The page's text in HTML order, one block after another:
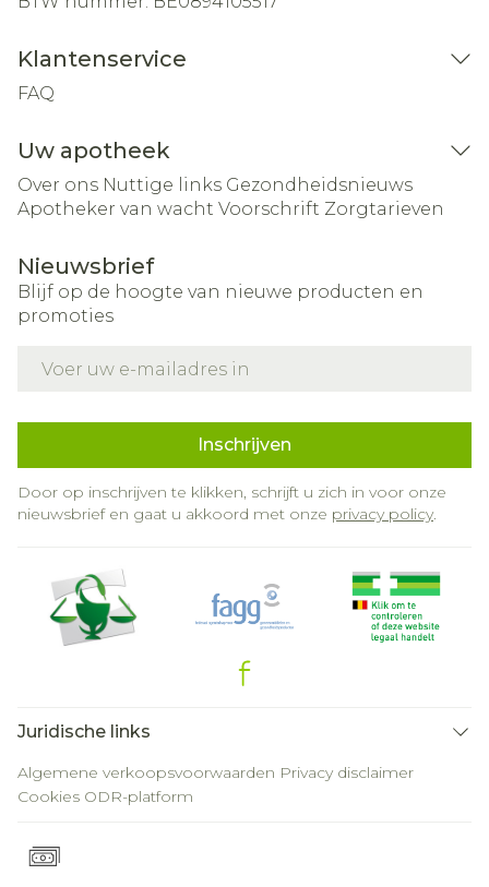
Klantenservice
FAQ
Uw apotheek
Over ons Nuttige links Gezondheidsnieuws
Apotheker van wacht Voorschrift Zorgtarieven
Nieuwsbrief
Blijf op de hoogte van nieuwe producten en
promoties
Inschrijven
Door op inschrijven te klikken, schrijft u zich in voor onze
nieuwsbrief en gaat u akkoord met onze privacy policy.
Juridische links
Algemene verkoopsvoorwaarden Privacy disclaimer
Cookies ODR-platform